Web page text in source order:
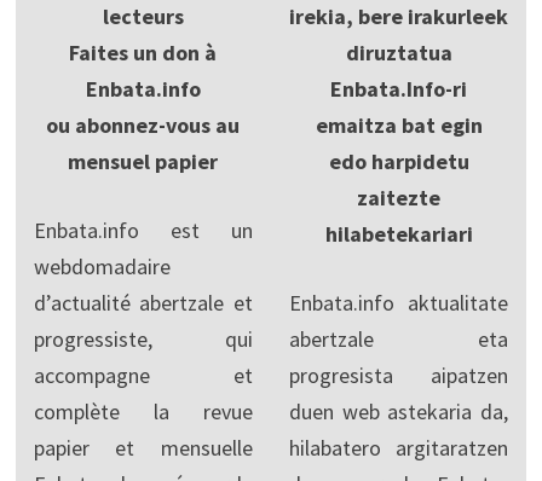
lecteurs
Faites un don à
Enbata.info
ou abonnez-vous au
mensuel papier
Enbata.info est un
webdomadaire
d’actualité abertzale et
progressiste, qui
accompagne et
complète la revue
papier et mensuelle
irekia, bere irakurleek
diruztatua
Enbata.Info-ri
emaitza bat egin
edo harpidetu
zaitezte
hilabetekariari
Enbata.info aktualitate
abertzale eta
progresista aipatzen
duen web astekaria da,
hilabatero argitaratzen